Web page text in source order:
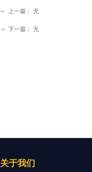
ꂃ 上一篇： 无
ꁹ 下一篇： 无
关于我们